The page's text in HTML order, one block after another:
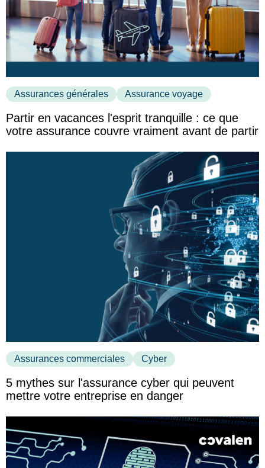
Assurances générales Assurance voyage
Partir en vacances l'esprit tranquille : ce que
votre assurance couvre vraiment avant de partir
Assurances commerciales Cyber
5 mythes sur l'assurance cyber qui peuvent
mettre votre entreprise en danger